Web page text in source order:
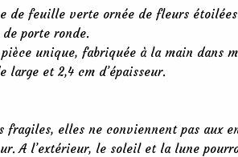
de feuille verte ornée de fleurs
porte ronde.
unique, fabriquée à la main dans
large et 2,4 cm d’épaisseur.
fragiles, elles ne conviennent pas aux
A l’extérieur, le soleil et la lune